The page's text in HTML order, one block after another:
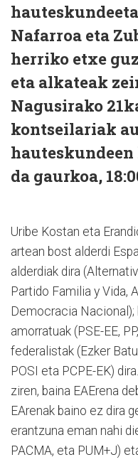
Nafarroa eta
herriko etxe
eta alkateak
Nagusirako
kontseilariak
da gaurkoa,
Uribe Kostan eta
artean bost alderdi
alderdiak dira
Partido Familia y Vida,
Democracia
amorratuak (PSE-EE,
federalistak (Ezker
POSI eta PCPE-EK)
ziren, baina EAErena
EArenak baino ez dira
erantzuna eman nahi
PACMA, eta PUM+J)